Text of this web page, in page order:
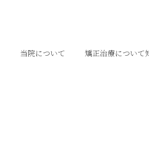
当院について 矯正治療について